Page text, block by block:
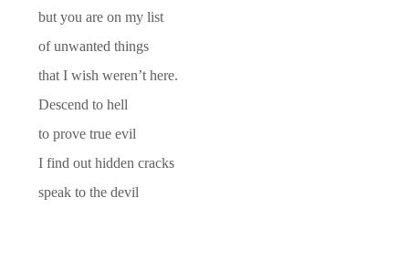
but you are on my list
of unwanted things
that I wish weren’t here.
Descend to hell
to prove true evil
I find out hidden cracks
speak to the devil